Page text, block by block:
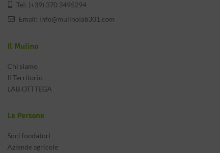
Tel: (+39) 370 3495294
Email: info@mulinolab301.com
Il Mulino
Chi siamo
Il Territorio
LAB.OTTTEGA
Le Persone
Soci fondatori
Aziende agricole